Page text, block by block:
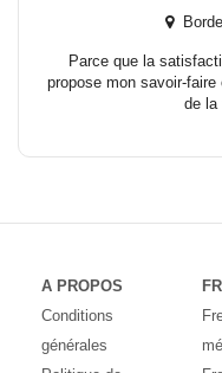
Parce que la
propose mon savoir-
de la
A PROPOS
Conditions
générales